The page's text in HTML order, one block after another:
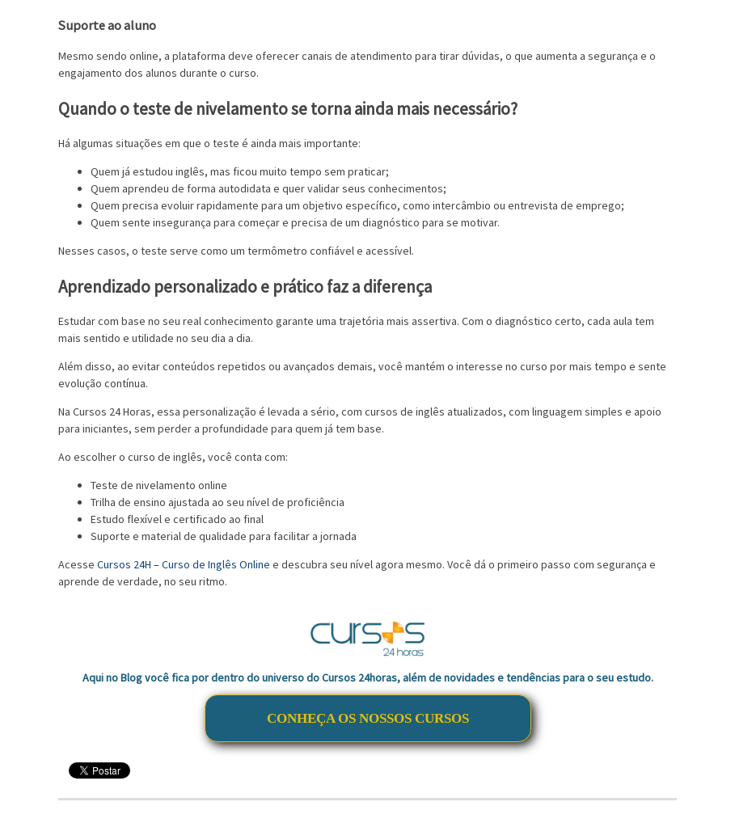
Suporte ao aluno
Mesmo sendo online, a plataforma deve oferecer canais de atendimento para tirar dúvidas, o que aumenta a segurança e o
engajamento dos alunos durante o curso.
Quando o teste de nivelamento se torna ainda mais necessário?
Há algumas situações em que o teste é ainda mais importante:
Quem já estudou inglês, mas ficou muito tempo sem praticar;
Quem aprendeu de forma autodidata e quer validar seus conhecimentos;
Quem precisa evoluir rapidamente para um objetivo específico, como intercâmbio ou entrevista de emprego;
Quem sente insegurança para começar e precisa de um diagnóstico para se motivar.
Nesses casos, o teste serve como um termômetro confiável e acessível.
Aprendizado personalizado e prático faz a diferença
Estudar com base no seu real conhecimento garante uma trajetória mais assertiva. Com o diagnóstico certo, cada aula tem
mais sentido e utilidade no seu dia a dia.
Além disso, ao evitar conteúdos repetidos ou avançados demais, você mantém o interesse no curso por mais tempo e sente
evolução contínua.
Na Cursos 24 Horas, essa personalização é levada a sério, com cursos de inglês atualizados, com linguagem simples e apoio
para iniciantes, sem perder a profundidade para quem já tem base.
Ao escolher o curso de inglês, você conta com:
Teste de nivelamento online
Trilha de ensino ajustada ao seu nível de proficiência
Estudo flexível e certificado ao final
Suporte e material de qualidade para facilitar a jornada
Acesse Cursos 24H – Curso de Inglês Online e descubra seu nível agora mesmo. Você dá o primeiro passo com segurança e
aprende de verdade, no seu ritmo.
Aqui no Blog você fica por dentro do universo do Cursos 24horas, além de novidades e tendências para o seu estudo.
CONHEÇA OS NOSSOS CURSOS